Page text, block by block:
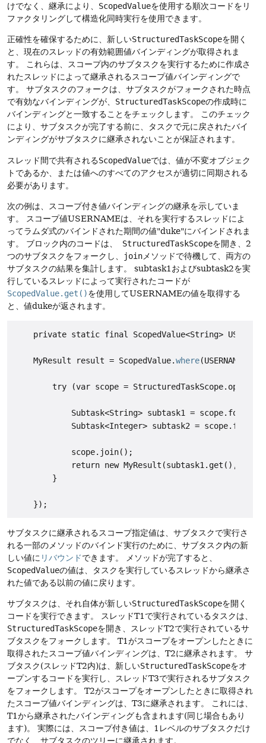
けでなく、継承により、 ScopedValueを使用する順次コードをリ
ファクタリングして構造化同時実行を使用できます。
正確性を確保するために、新しいStructuredTaskScopeを開く
と、現在のスレッドの有効範囲値バインディングが取得されま
す。
これらは、スコープ内のサブタスクを実行するために作成さ
れたスレッドによって継承されるスコープ値バインディングで
す。
サブタスクのフォークは、サブタスクがフォークされた時点
で有効なバインディングが、 StructuredTaskScopeの作成時に
バインディングと一致することをチェックします。
このチェック
により、サブタスクが完了する前に、タスクで元に戻されたバイ
ンディングがサブタスクに継承されないことが保証されます。
スレッド間で共有されるScopedValueでは、値が不変オブジェク
トであるか、または値へのすべてのアクセスが適切に同期される
必要があります。
次の例は、スコープ付き値バインディングの継承を示していま
す。
スコープ値USERNAMEは、それを実行するスレッドによ
ってラムダ式のバインドされた期間の値"duke"にバインドされま
す。
ブロック内のコードは、 StructuredTaskScopeを開き、2
つのサブタスクをフォークし、
join メソッドで待機して、両方の
サブタスクの結果を集計します。
subtask1およびsubtask2を実
行しているスレッドによって実行されたコードが
ScopedValue.get()を使用してUSERNAMEの値を取得する
と、値dukeが返されます。
private static final ScopedValue<String>
    MyResult result = ScopedValue.
where
try (var scope = StructuredTaskScope.open())
Subtask<String> subtask1 = scope.fork(
Subtask<Integer> subtask2 = scope.fork(
            scope.join();
return new MyResult(subtask1.get(),
        }
サブタスクに継承されるスコープ指定値は、サブタスクで実行さ
れる一部のメソッドのバインド実行のために、サブタスク内の新
しい値に リバウンドできます。
メソッドが完了すると、
ScopedValueの値は、タスクを実行しているスレッドから継承さ
れた値である以前の値に戻ります。
サブタスクは、それ自体が新しいStructuredTaskScopeを開く
コードを実行できます。
スレッドT1で実行されているタスクは、
StructuredTaskScopeを開き、スレッドT2で実行されているサ
ブタスクをフォークします。
T1がスコープをオープンしたときに
取得されたスコープ値バインディングは、T2に継承されます。
サ
ブタスク(スレッドT2内)は、新しいStructuredTaskScopeをオ
ープンするコードを実行し、スレッドT3で実行されるサブタスク
をフォークします。
T2がスコープをオープンしたときに取得され
たスコープ値バインディングは、T3に継承されます。
これには、
T1から継承されたバインディングも含まれます(同じ場合もあり
ます)。
実際には、スコープ付き値は、1レベルのサブタスクだけ
でなく、サブタスクのツリーに継承されます。